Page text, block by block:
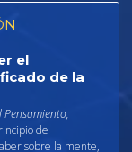
el
de la
Pensamiento,
de
sobre la mente,